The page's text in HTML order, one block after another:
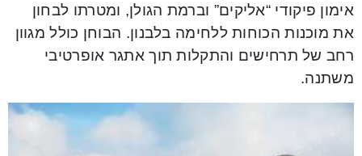
אימון פיקודי “אליקים” וברמת הגולן, ומטרתו לבחון
את מוכנות הכוחות ללחימה בלבנון. הבוחן כולל מגוון
רחב של תרחישים והתקלות תוך אתגר אופרטיבי
משתנה.